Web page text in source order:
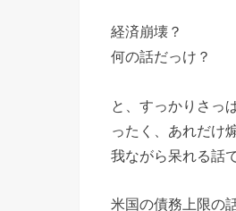
経済崩壊？
何の話だっけ？
と、すっかりさっ
ったく、あれだけ
我ながら呆れる話で
米国の債務上限の